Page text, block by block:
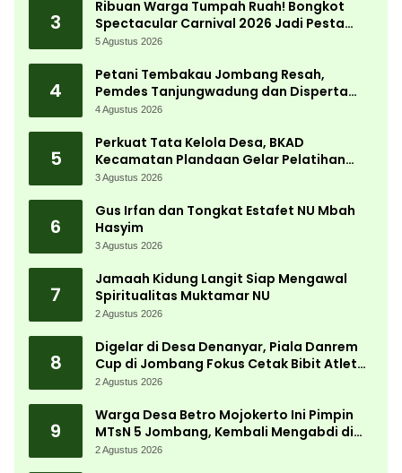
3
Ribuan Warga Tumpah Ruah! Bongkot
Spectacular Carnival 2026 Jadi Pesta
Kemerdekaan Terbesar di Peterongan
5 Agustus 2026
4
Petani Tembakau Jombang Resah,
Pemdes Tanjungwadung dan Disperta
Bergerak Cepat
4 Agustus 2026
5
Perkuat Tata Kelola Desa, BKAD
Kecamatan Plandaan Gelar Pelatihan
Aparatur Pemdes
3 Agustus 2026
6
Gus Irfan dan Tongkat Estafet NU Mbah
Hasyim
3 Agustus 2026
7
Jamaah Kidung Langit Siap Mengawal
Spiritualitas Muktamar NU
2 Agustus 2026
8
Digelar di Desa Denanyar, Piala Danrem
Cup di Jombang Fokus Cetak Bibit Atlet
Menembak Berprestasi
2 Agustus 2026
9
Warga Desa Betro Mojokerto Ini Pimpin
MTsN 5 Jombang, Kembali Mengabdi di
Almamater
2 Agustus 2026